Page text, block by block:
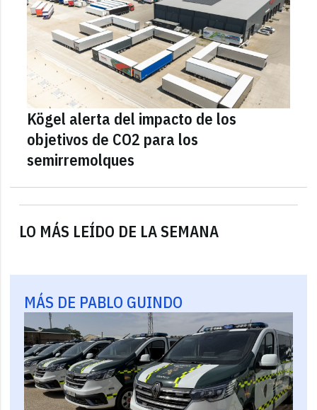
LO MÁS LEÍDO DE LA SEMANA
MÁS DE PABLO GUINDO
Kögel alerta del impacto de los
objetivos de CO2 para los
semirremolques